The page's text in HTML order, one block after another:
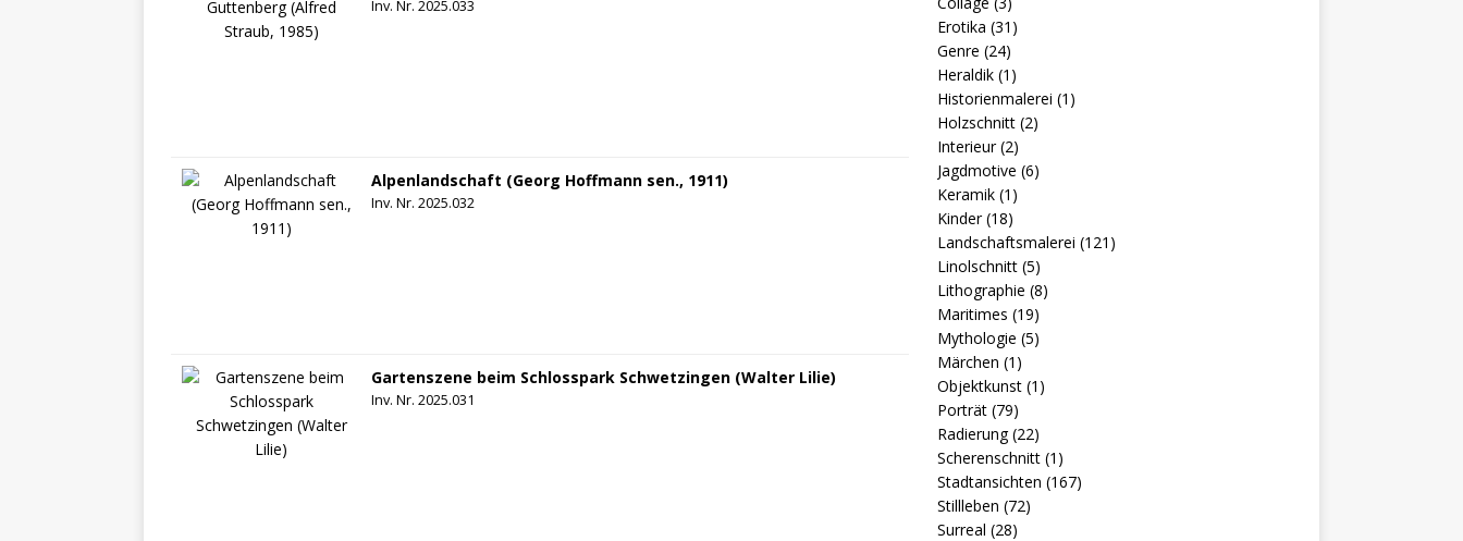
Inv. Nr. 2025.033
Alpenlandschaft (Georg Hoffmann sen., 1911)
Inv. Nr. 2025.032
Gartenszene beim Schlosspark Schwetzingen (Walter Lilie)
Inv. Nr. 2025.031
Erotika (31)
Genre (24)
Heraldik (1)
Historienmalerei (1)
Holzschnitt (2)
Interieur(2)
Jagdmotive (6)
Keramik (1)
Kinder(18)
Landschaftsmalerei (121)
Linolschnitt (5)
Lithographie (8)
Maritimes (19)
Mythologie (5)
Märchen (1)
Objektkunst (1)
Porträt (79)
Radierung(22)
Scherenschnitt (1)
Stadtansichten (167)
Stillleben (72)
Surreal (28)